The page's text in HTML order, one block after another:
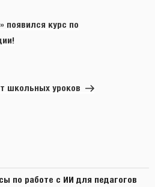
появился курс по
школьных уроков
по работе с ИИ для педагогов